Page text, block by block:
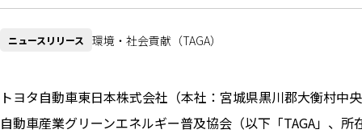
ニュースリリース 環境・社会貢献（TAGA）
トヨタ自動車東日本株式会社（本社：宮城県黒川郡大衡村中
自動車産業グリーンエネルギー普及協会（以下「TAGA」、